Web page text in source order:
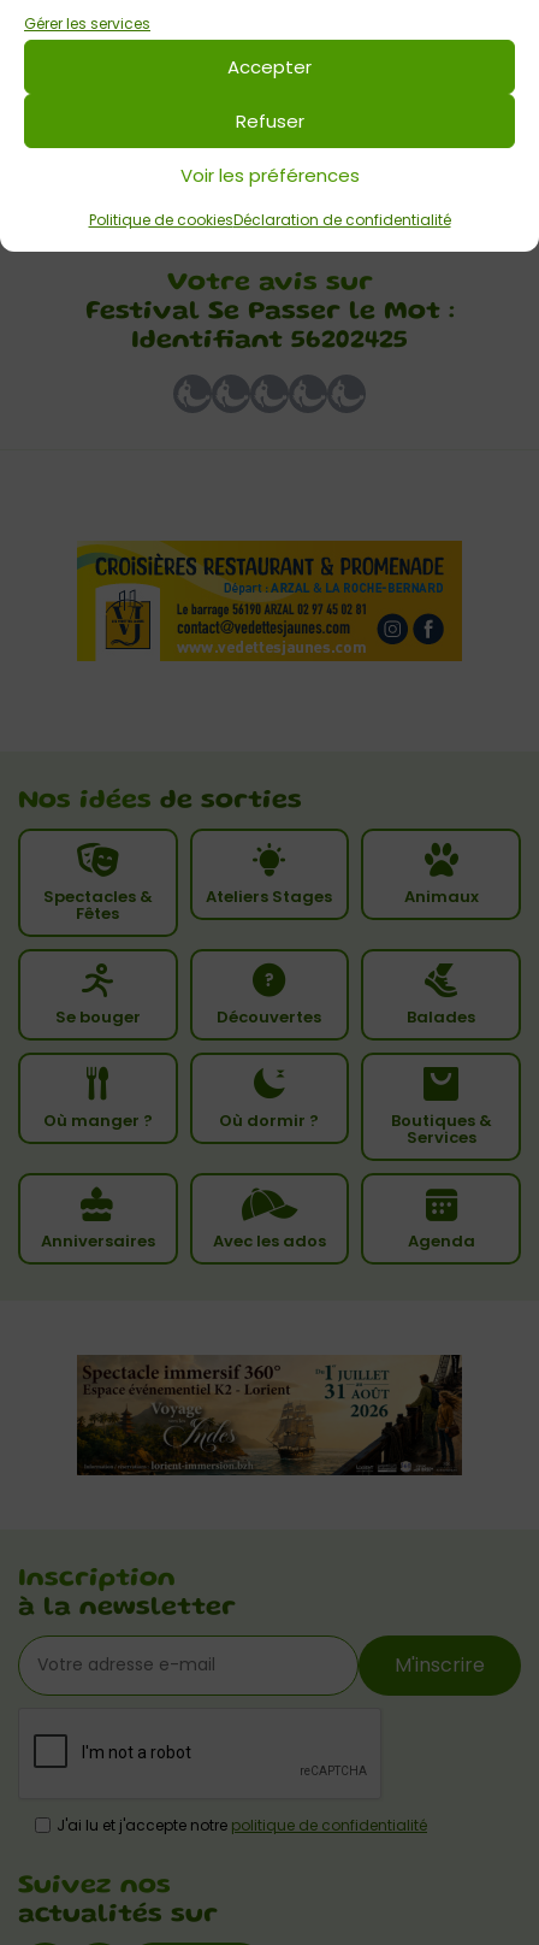
Gérer les services
Accepter
Refuser
Voir les préférences
Politique de cookiesDéclaration de confidentialité
Arth Maël en Balade : spectacles gratuits
Votre avis sur
Festival Se Passer le Mot :
Identifiant 56202425
Nos idées de sorties
Spectacles &
Fêtes
Ateliers Stages Animaux
Se bouger Découvertes Balades
Où manger ? Où dormir ? Boutiques &
Services
Anniversaires Avec les ados Agenda
Inscription
à la newsletter
M'inscrire
J'ai lu et j'accepte notre politique de confidentialité
Suivez nos
actualités sur